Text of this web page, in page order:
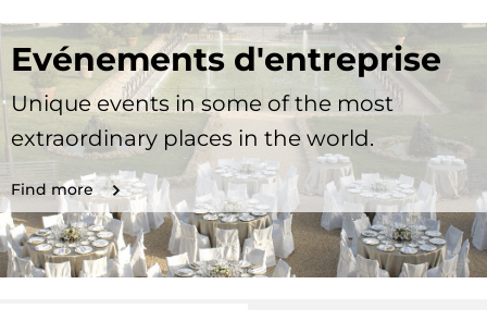
Evénements d'entreprise
Unique events in some of the most
extraordinary places in the world.
Find more